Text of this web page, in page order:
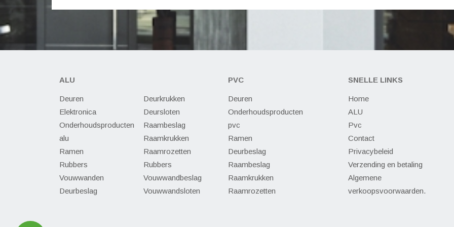
ALU
Deuren
Elektronica
Onderhoudsproducten
alu
Ramen
Rubbers
Vouwwanden
Deurbeslag
Deurkrukken
Deursloten
Raambeslag
Raamkrukken
Raamrozetten
Rubbers
Vouwwandbeslag
Vouwwandsloten
PVC
Deuren
Onderhoudsproducten
pvc
Ramen
Deurbeslag
Raambeslag
Raamkrukken
Raamrozetten
SNELLE LINKS
Home
ALU
Pvc
Contact
Privacybeleid
Verzending en betaling
Algemene
verkoopsvoorwaarden.